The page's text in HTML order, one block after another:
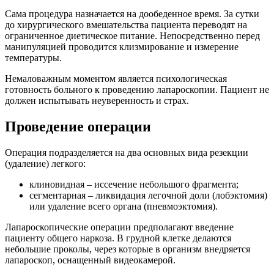
Сама процедура назначается на дообеденное время. За сутки
до хирургического вмешательства пациента переводят на
ограниченное диетическое питание. Непосредственно перед
манипуляцией проводится клизмирование и измерение
температуры.
Немаловажным моментом является психологическая
готовность больного к проведению лапароскопии. Пациент не
должен испытывать неуверенность и страх.
Проведение операции
Операция подразделяется на два основных вида резекции
(удаление) легкого:
клиновидная – иссечение небольшого фрагмента;
сегментарная – ликвидация легочной доли (лобэктомия)
или удаление всего органа (пневмоэктомия).
Лапароскопические операции предполагают введение
пациенту общего наркоза. В грудной клетке делаются
небольшие проколы, через которые в организм внедряется
лапароскоп, оснащенный видеокамерой.